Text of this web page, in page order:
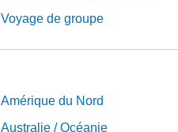
Voyage de groupe
Amérique du Nord
Australie / Océanie